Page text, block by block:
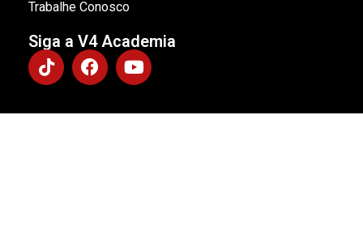
Trabalhe Conosco
Siga a V4 Academia